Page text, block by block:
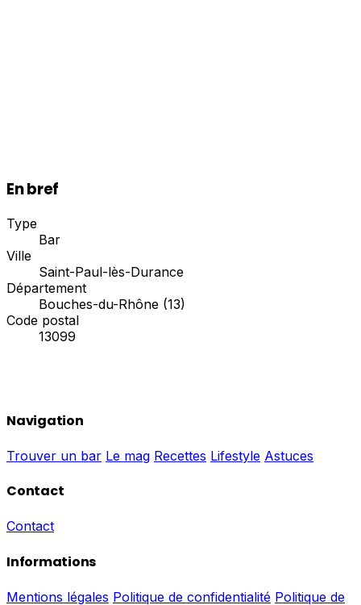
En bref
Type
Bar
Ville
Saint-Paul-lès-Durance
Département
Bouches-du-Rhône (13)
Code postal
13099
Navigation
Trouver un bar Le mag Recettes Lifestyle Astuces
Contact
Contact
Informations
Mentions légales Politique de confidentialité Politique de